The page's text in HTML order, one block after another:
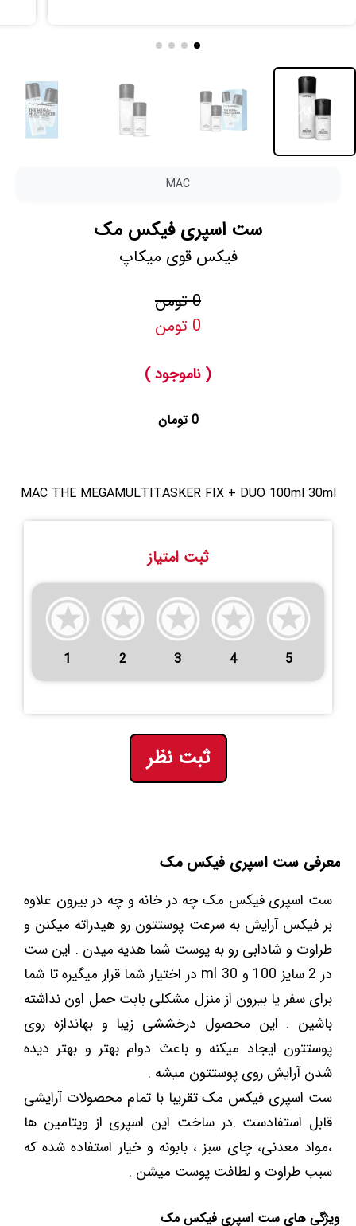
MAC
ست اسپری فیکس مک
فیکس قوی میکاپ
0 تومن
0 تومن
( ناموجود )
0 تومان
MAC THE MEGAMULTITASKER FIX + DUO 100ml 30ml
ثبت امتیاز
1 2 3 4 5
ثبت نظر
معرفی ست اسپری فیکس مک
ست اسپری فیکس مک چه در خانه و چه در بیرون علاوه
بر فیکس آرایش به سرعت پوستتون رو هیدراته میکنن و
طراوت و شادابی رو به پوست شما هدیه میدن . این ست
در 2 سایز 100 و 30 ml در اختیار شما قرار میگیره تا شما
برای سفر یا بیرون از منزل مشکلی بابت حمل اون نداشته
باشین . این محصول درخششی زیبا و بهاندازه روی
پوستتون ایجاد میکنه و باعث دوام بهتر و بهتر دیده
شدن آرایش روی پوستتون میشه .
ست اسپری فیکس مک تقریبا با تمام محصولات آرایشی
قابل استفادست .در ساخت این اسپری از ویتامین ها
،مواد معدنی، چای سبز ، بابونه و خیار استفاده شده که
سبب طراوت و لطافت پوست میشن .
ویژگی های ست اسپری فیکس مک